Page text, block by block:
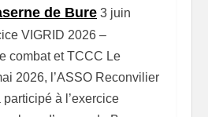
de Bure 3 juin
VIGRID 2026 –
combat et TCCC Le
2026, l’ASSO Reconvilier
à l’exercice